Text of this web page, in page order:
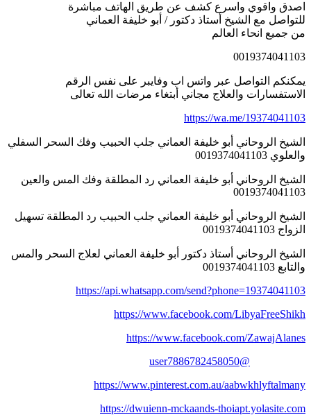
اصدق واقوي واسرع كشف عن طريق الهاتف مباشرة
للتواصل مع الشيخ أستاذ دكتور / أبو خليفة العماني
من جميع انحاء العالم
0019374041103
يمكنكم التواصل عبر واتس اب وفايبر على نفس الرقم
الاستفسارات والعلاج مجاني أبتغاء مرضات الله تعالى
https://wa.me/19374041103
الشيخ الروحاني أبو خليفة العماني جلب الحبيب وفك السحر السفلي
والعلوي 0019374041103
الشيخ الروحاني أبو خليفة العماني رد المطلقة وفك المس والعين
0019374041103
الشيخ الروحاني أبو خليفة العماني جلب الحبيب رد المطلقة تسهيل
الزواج 0019374041103
الشيخ الروحاني أستاذ دكتور أبو خليفة العماني لعلاج السحر والمس
والتابع 0019374041103
https://api.whatsapp.com/send?phone=19374041103
https://www.facebook.com/LibyaFreeShikh
https://www.facebook.com/ZawajAlanes
@user7886782458050
https://www.pinterest.com.au/aabwkhlyftalmany
https://dwuienn-mckaands-thoiapt.yolasite.com